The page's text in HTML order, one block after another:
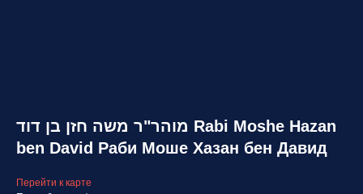
מוהר"ר משה חזן בן דוד Rabi Moshe Hazan
ben David Раби Моше Хазан бен Давид
Перейти к карте